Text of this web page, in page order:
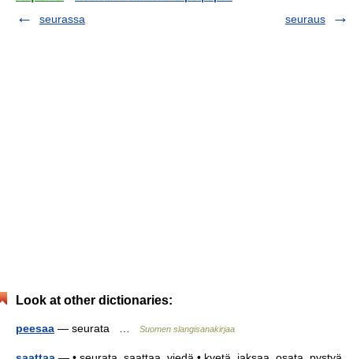
seurassa
seuraus
Look at other dictionaries:
peesaa — seurata … Suomen slangisanakirjaa